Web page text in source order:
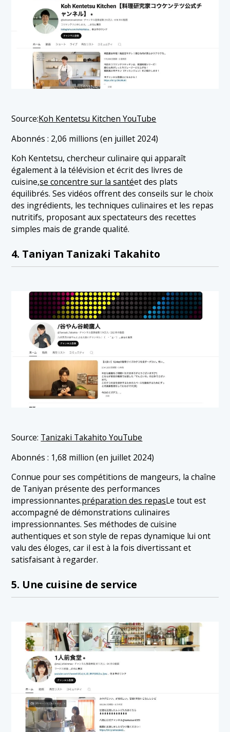
Source:Koh Kentetsu Kitchen YouTube
Abonnés : 2,06 millions (en juillet 2024)
Koh Kentetsu, chercheur culinaire qui apparaît
également à la télévision et écrit des livres de
cuisine,se concentre sur la santéet des plats
équilibrés. Ses vidéos offrent des conseils sur le choix
des ingrédients, les techniques culinaires et les repas
nutritifs, proposant aux spectateurs des recettes
simples mais de grande qualité.
4. Taniyan Tanizaki Takahito
Source: Tanizaki Takahito YouTube
Abonnés : 1,68 million (en juillet 2024)
Connue pour ses compétitions de mangeurs, la chaîne
de Taniyan présente des performances
impressionnantes.préparation des repasLe tout est
accompagné de démonstrations culinaires
impressionnantes. Ses méthodes de cuisine
authentiques et son style de repas dynamique lui ont
valu des éloges, car il est à la fois divertissant et
satisfaisant à regarder.
5. Une cuisine de service